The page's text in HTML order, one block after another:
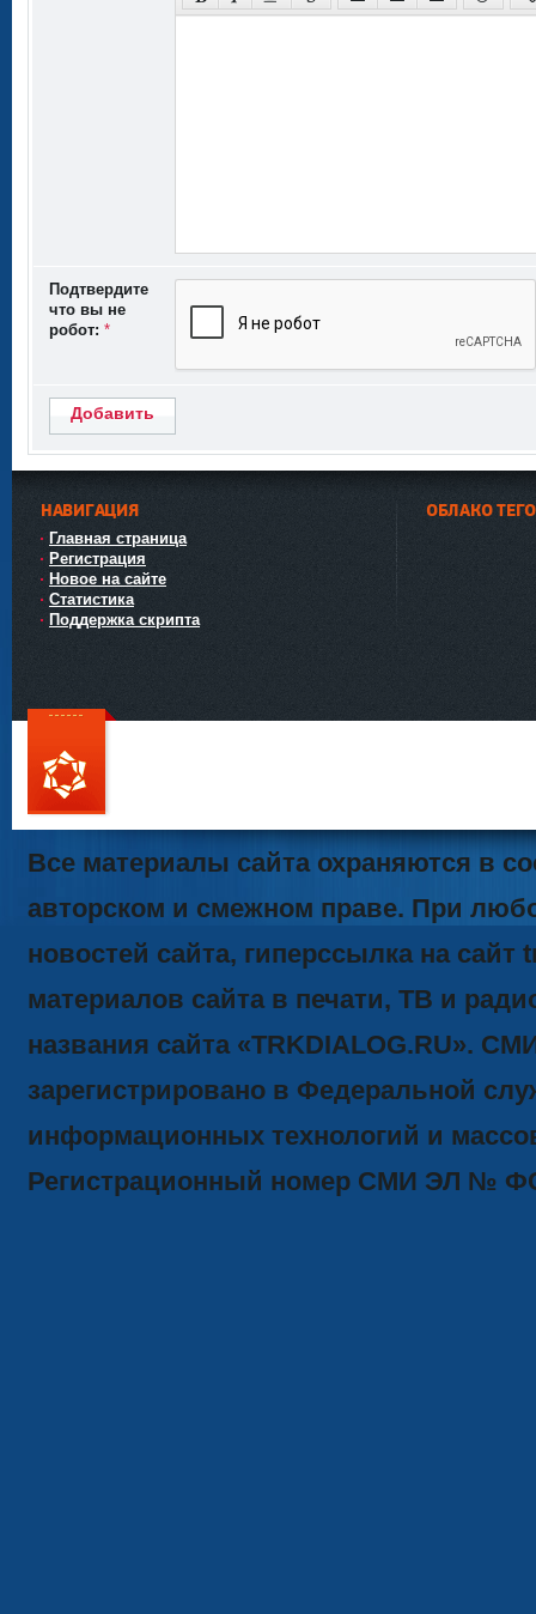
Подтвердите
что вы не
робот: *
Добавить
НАВИГАЦИЯ
Главная страница
Регистрация
Новое на сайте
Статистика
Поддержка скрипта
ОБЛАКО
111
Все материалы сайта охраняются в
авторском и смежном праве. При
новостей сайта, гиперссылка на
материалов сайта в печати, ТВ и
названия сайта «TRKDIALOG.RU».
зарегистрировано в Федеральной
информационных технологий и
Регистрационный номер СМИ ЭЛ №